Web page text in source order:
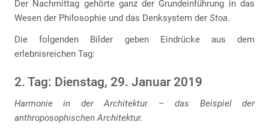
Der Nachmittag gehörte ganz der Grundeinführung in das
Wesen der Philosophie und das Denksystem der Stoa.
Die folgenden Bilder geben Eindrücke aus dem
erlebnisreichen Tag:
2. Tag: Dienstag, 29. Januar 2019
Harmonie in der Architektur – das Beispiel der
anthroposophischen Architektur.